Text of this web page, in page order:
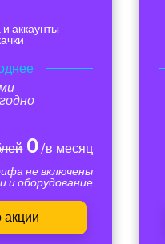
аккаунты
0/в месяц
не включены
и оборудование
акции